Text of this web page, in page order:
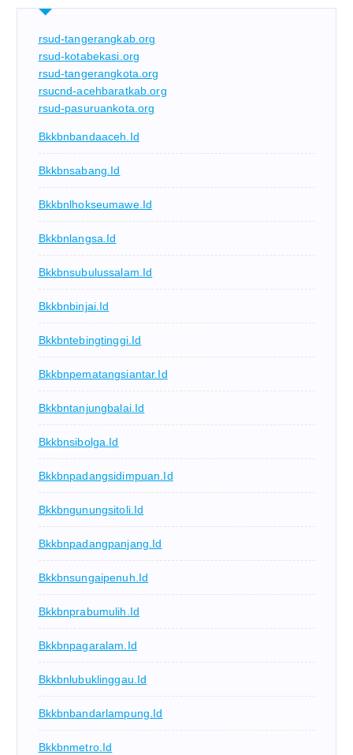
rsud-tangerangkab.org
rsud-kotabekasi.org
rsud-tangerangkota.org
rsucnd-acehbaratkab.org
rsud-pasuruankota.org
Bkkbnbandaaceh.id
Bkkbnsabang.id
Bkkbnlhokseumawe.id
Bkkbnlangsa.id
Bkkbnsubulussalam.id
Bkkbnbinjai.id
Bkkbntebingtinggi.id
Bkkbnpematangsiantar.id
Bkkbntanjungbalai.id
Bkkbnsibolga.id
Bkkbnpadangsidimpuan.id
Bkkbngunungsitoli.id
Bkkbnpadangpanjang.id
Bkkbnsungaipenuh.id
Bkkbnprabumulih.id
Bkkbnpagaralam.id
Bkkbnlubuklinggau.id
Bkkbnbandarlampung.id
Bkkbnmetro.id